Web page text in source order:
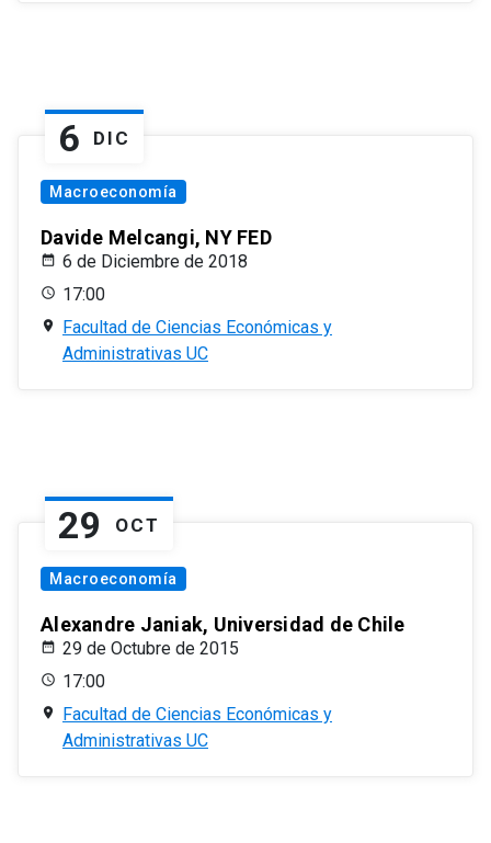
6 DIC
Macroeconomía
Davide Melcangi, NY FED
6 de Diciembre de 2018
17:00
Facultad de Ciencias Económicas y
Administrativas UC
29 OCT
Macroeconomía
Alexandre Janiak, Universidad de Chile
29 de Octubre de 2015
17:00
Facultad de Ciencias Económicas y
Administrativas UC